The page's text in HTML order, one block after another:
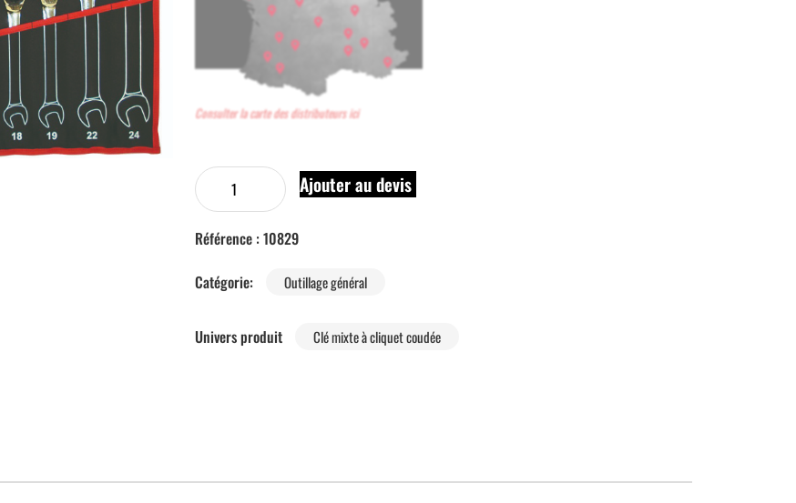
Consulter la carte des distributeurs ici
Ajouter au devis
Référence : 10829
Catégorie:
Outillage général
Univers produit Clé mixte à cliquet coudée